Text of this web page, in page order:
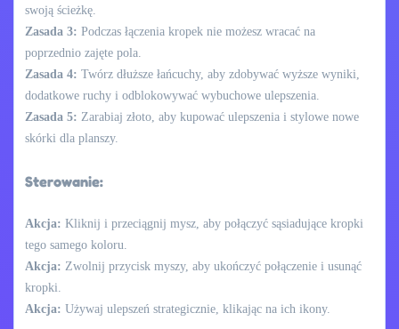
swoją ścieżkę.
Zasada 3: Podczas łączenia kropek nie możesz wracać na
poprzednio zajęte pola.
Zasada 4: Twórz dłuższe łańcuchy, aby zdobywać wyższe wyniki,
dodatkowe ruchy i odblokowywać wybuchowe ulepszenia.
Zasada 5: Zarabiaj złoto, aby kupować ulepszenia i stylowe nowe
skórki dla planszy.
Sterowanie:
Akcja: Kliknij i przeciągnij mysz, aby połączyć sąsiadujące kropki
tego samego koloru.
Akcja: Zwolnij przycisk myszy, aby ukończyć połączenie i usunąć
kropki.
Akcja: Używaj ulepszeń strategicznie, klikając na ich ikony.